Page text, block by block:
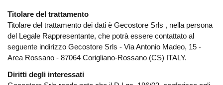
Titolare del trattamento
Titolare del trattamento dei dati è Gecostore Srls , nella persona
del Legale Rappresentante, che potrà essere contattato al
seguente indirizzo Gecostore Srls - Via Antonio Madeo, 15 -
Area Rossano - 87064 Corigliano-Rossano (CS) ITALY.
Diritti degli interessati